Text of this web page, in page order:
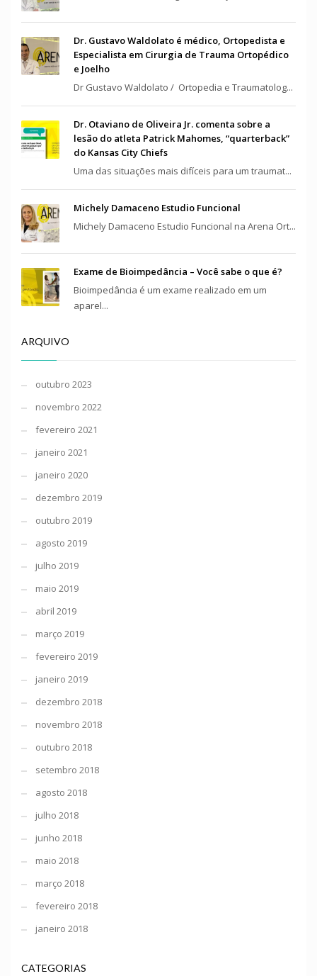
Dr. Gustavo Waldolato é médico, Ortopedista e
Especialista em Cirurgia de Trauma Ortopédico
e Joelho
Dr Gustavo Waldolato / Ortopedia e Traumatolog...
Dr. Otaviano de Oliveira Jr. comenta sobre a
lesão do atleta Patrick Mahomes, “quarterback”
do Kansas City Chiefs
Uma das situações mais difíceis para um traumat...
Michely Damaceno Estudio Funcional
Michely Damaceno Estudio Funcional na Arena Ort...
Exame de Bioimpedância – Você sabe o que é?
Bioimpedância é um exame realizado em um
aparel...
ARQUIVO
outubro 2023
novembro 2022
fevereiro 2021
janeiro 2021
janeiro 2020
dezembro 2019
outubro 2019
agosto 2019
julho 2019
maio 2019
abril 2019
março 2019
fevereiro 2019
janeiro 2019
dezembro 2018
novembro 2018
outubro 2018
setembro 2018
agosto 2018
julho 2018
junho 2018
maio 2018
março 2018
fevereiro 2018
janeiro 2018
CATEGORIAS